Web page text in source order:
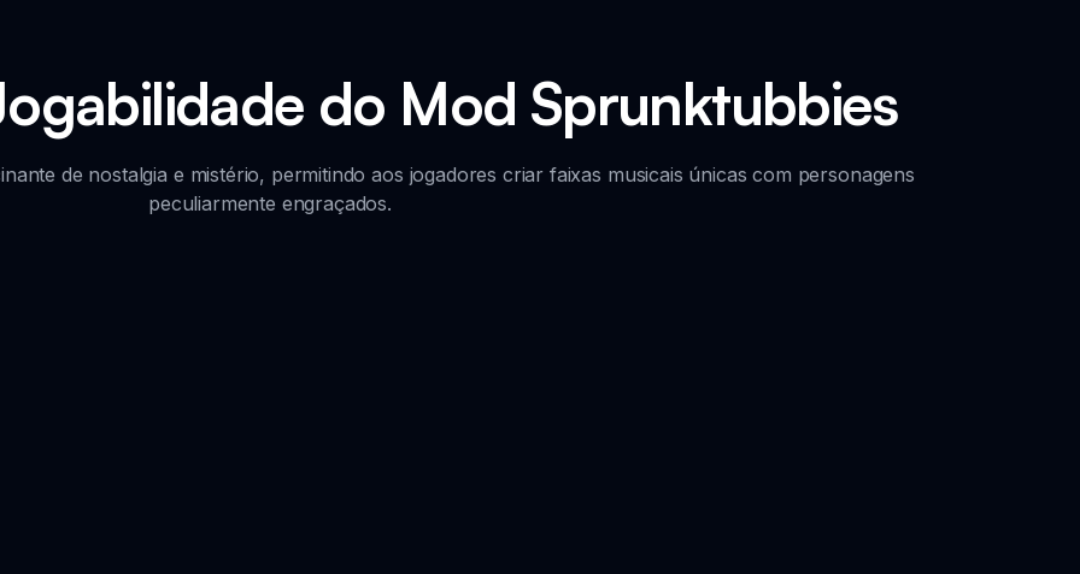
do Mod Sprunktubbies
de nostalgia e mistério, permitindo aos jogadores criar faixas musicais únicas com personagens
peculiarmente engraçados.